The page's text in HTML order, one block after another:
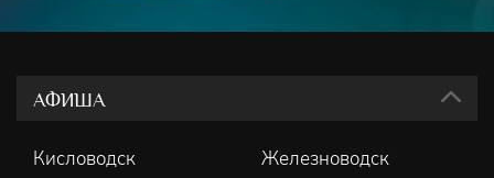
АФИША
Кисловодск
Железноводск